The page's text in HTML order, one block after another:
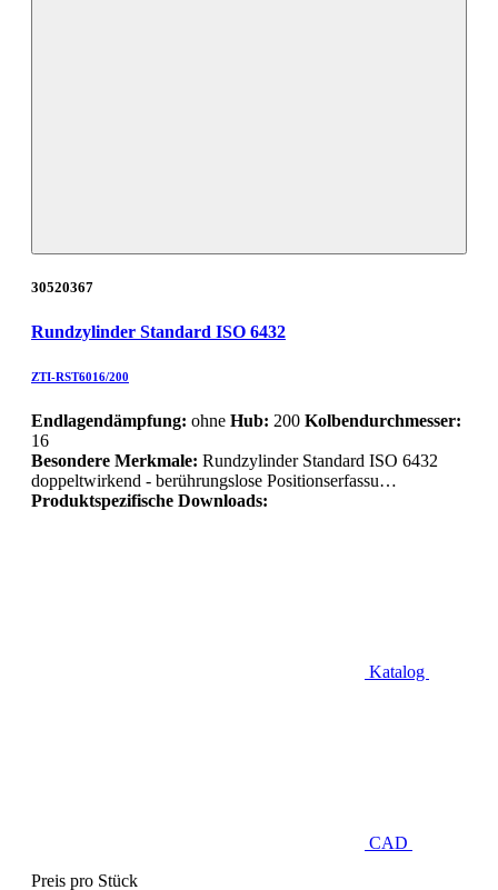
30520367
Rundzylinder Standard ISO 6432
ZTI-RST6016/200
Endlagendämpfung: ohne Hub: 200 Kolbendurchmesser:
16
Besondere Merkmale: Rundzylinder Standard ISO 6432
doppeltwirkend - berührungslose Positionserfassu…
Produktspezifische Downloads:
Katalog
CAD
Preis pro Stück